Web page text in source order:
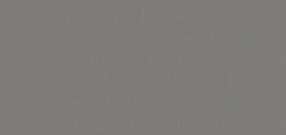
Vi er også FSC-
vi bruger kommer fra
Derudover bærer vores
bæredygtige materialer
miljøpåvirkningen. Vi